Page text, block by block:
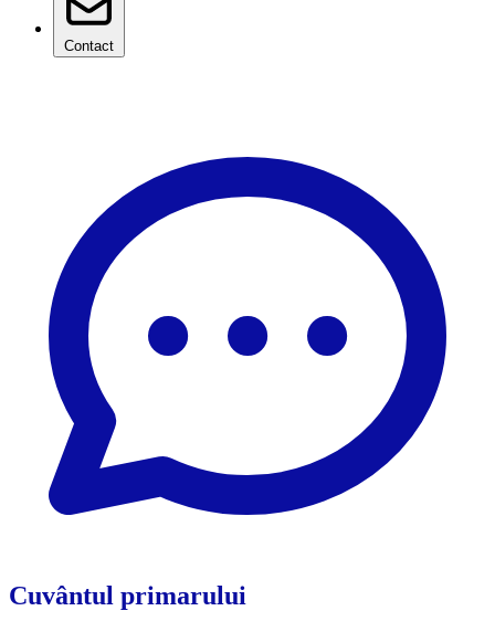
Contact
Cuvântul primarului